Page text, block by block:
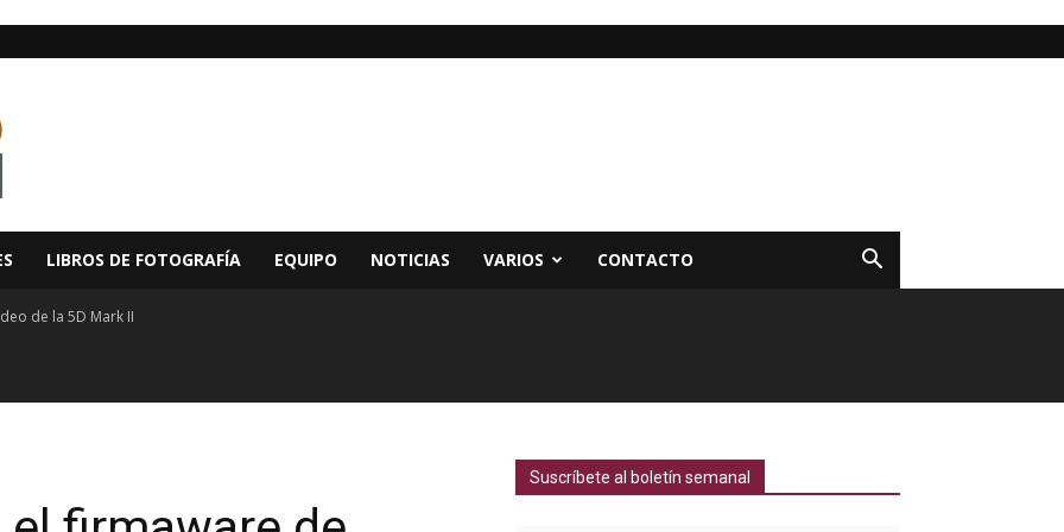
LIBROS DE FOTOGRAFÍA EQUIPO NOTICIAS VARIOS CONTACTO
de la 5D Mark II
Suscríbete al boletín semanal